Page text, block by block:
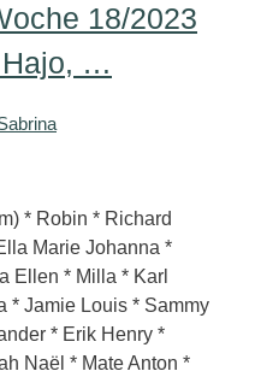
18/2023
Hajo, …
* Robin * Richard
Marie Johanna *
Ellen * Milla * Karl
* Jamie Louis * Sammy
* Erik Henry *
Naël * Mate Anton *